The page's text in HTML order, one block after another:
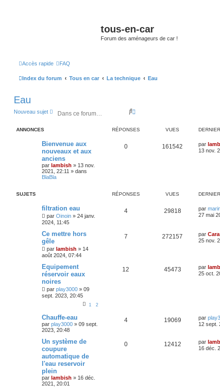
tous-en-car
Forum des aménageurs de car !
Accès rapide FAQ
Index du forum Tous en car La technique Eau
Eau
Nouveau sujet
R
hh
n
ANNONCES RÉPONSES VUES
Bienvenue aux
nouveaux et aux
anciens
par lambish » 13 nov.
2021, 22:11 » dans
BlaBla
0 161542 par
13 nov.
SUJETS RÉPONSES VUES
filtration eau
par Oinoin » 24 janv.
2024, 11:45
4 29818 par
27 mai
Ce mettre hors
gêle
par lambish » 14
août 2024, 07:44
7 272157 par
25 nov.
Equipement
réservoir eaux
noires
par play3000 » 09
sept. 2023, 20:45
1 2
12 45473 par
25 oct.
Chauffe-eau
par play3000 » 09 sept.
2023, 20:48
4 19069 par
12 sept.
Un système de
coupure
automatique de
l'eau reservoir
plein
par lambish » 16 déc.
2021, 20:01
0 12412 par
16 déc.